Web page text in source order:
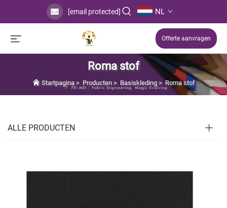
[email protected] NL
Offerte aanvragen
Roma stof
Startpagina> Producten> Basiskleding> Roma stof
ALLE PRODUCTEN